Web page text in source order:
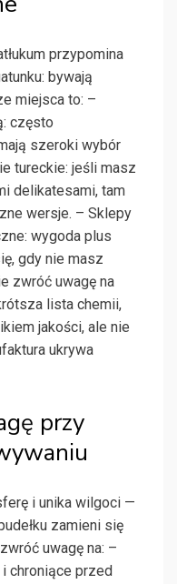
przypomina
bywają
miejsca to: –
często
szeroki wybór
tureckie: jeśli masz
delikatesami, tam
wersje. – Sklepy
wygoda plus
gdy nie masz
zwróć uwagę na
lista chemii,
jakości, ale nie
ukrywa
przy
i unika wilgoci —
zamieni się
uwagę na: –
chroniące przed